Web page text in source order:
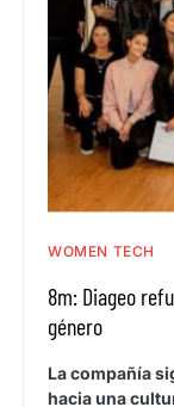
WOMEN TECH
8m: Diageo
género
La compañía
hacia una